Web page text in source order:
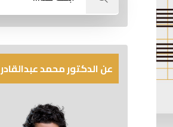
عن الدكتور محمد عبدالقادر